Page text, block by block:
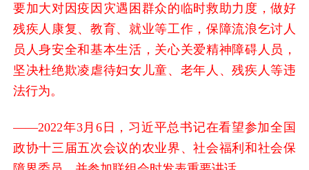
要加大对因疫因灾遇困群众的临时救助力度，做好
残疾人康复、教育、就业等工作，保障流浪乞讨人
员人身安全和基本生活，关心关爱精神障碍人员，
坚决杜绝欺凌虐待妇女儿童、老年人、残疾人等违
法行为。
——2022年3月6日，习近平总书记在看望参加全国
政协十三届五次会议的农业界、社会福利和社会保